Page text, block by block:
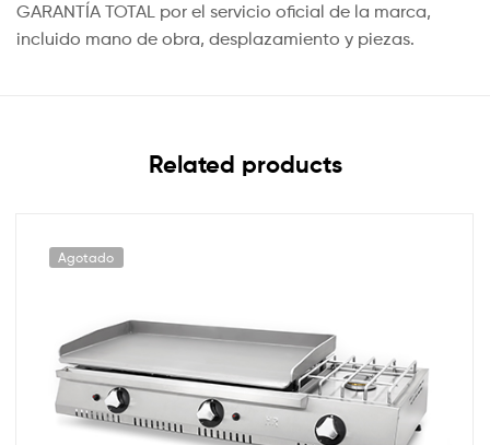
GARANTÍA TOTAL por el servicio oficial de la marca,
incluido mano de obra, desplazamiento y piezas.
Related products
Agotado